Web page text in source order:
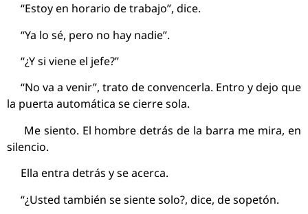
“Estoy en horario de trabajo”, dice.
“Ya lo sé, pero no hay nadie”.
“¿Y si viene el jefe?”
“No va a venir”, trato de convencerla. Entro y dejo que
la puerta automática se cierre sola.
Me siento. El hombre detrás de la barra me mira, en
silencio.
Ella entra detrás y se acerca.
“¿Usted también se siente solo?, dice, de sopetón.